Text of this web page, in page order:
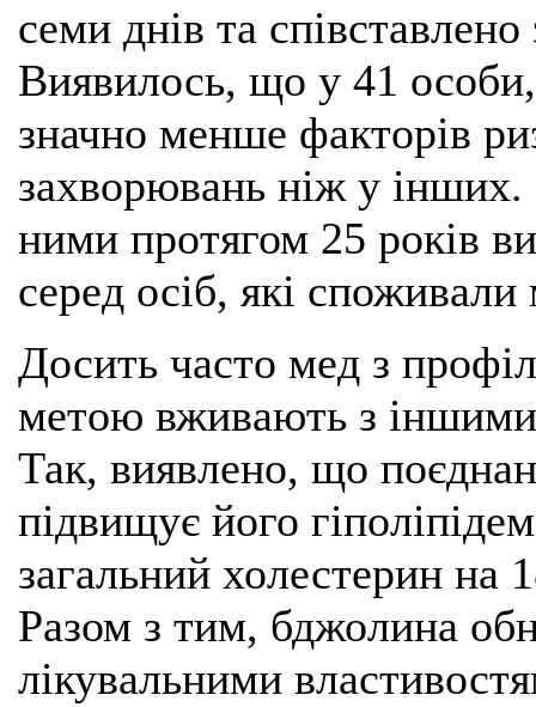
семи днів та
Виявилось, що у 41
значно менше факторів
захворювань ніж у інших.
ними протягом 25 років
серед осіб, які
Досить часто мед з
метою вживають з
Так, виявлено, що
підвищує його
загальний холестерин
Разом з тим, бджолина
лікувальними